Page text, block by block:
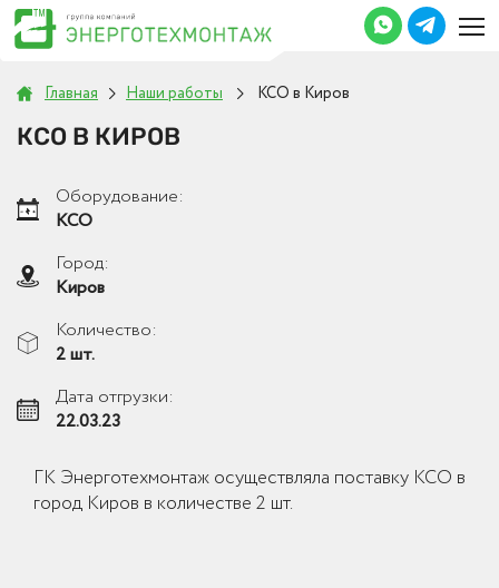
Главная Наши работы КСО в Киров
КСО В КИРОВ
Оборудование:
КСО
Город:
Киров
Количество:
2 шт.
Дата отгрузки:
22.03.23
ГК Энерготехмонтаж осуществляла поставку КСО в
город Киров в количестве 2 шт.